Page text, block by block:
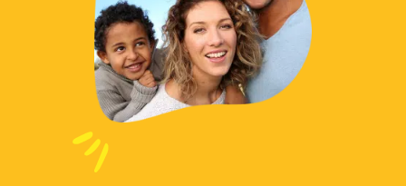
KATOEN DOUCHEGEL